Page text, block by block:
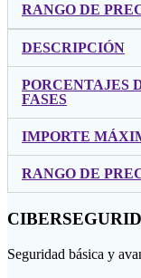
RANGO DE
DESCRIPCIÓN
PORCENTAJES
FASES
IMPORTE
RANGO DE
Seguridad básica y